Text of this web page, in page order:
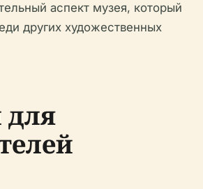
аспект музея, который
других художественных
для